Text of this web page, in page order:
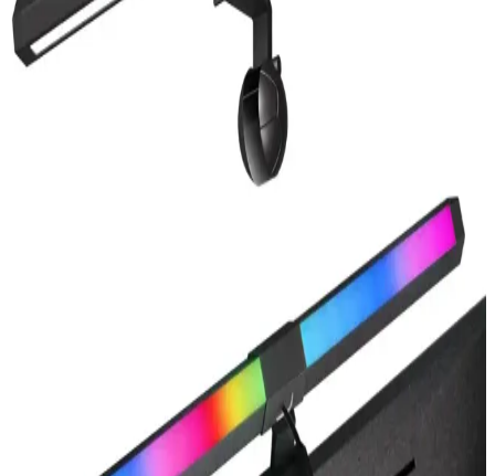
Wiz 60W Renkli Ambiyans ve Xiaomi Mi Smart
Bulb Lite Karşılaştırması
İki önde gelen akıllı ampul olan Wiz 60W ve Xiaomi Mi Smart Bulb
Lite'ın özellikleri ve kullanıcı yorumlarıyla detaylı karşılaştırması.
Photon Ultimate H7 LED Farlar: Uzun Ömürlü,
Güçlü ve Güvenilir Otomotiv Aydınlatma Çözümü
Photon Ultimate H7 LED farlar, yüksek performans, dayanıklılık ve
kolay montaj sağlayan yenilikçi otomotiv aydınlatma ürünüdür.
Photon Mono H11 LED Xenon Karşılaştırması:
İki farklı Photon Mono H11 LED Xenon ürününü detaylı
karşılaştırıyoruz. Yüksek ışık gücü, uyumluluk ve kullanıcı
yorumlarıyla en uygun otomobil farı seçimini yapmanıza yardımcı
SİSA SENİSTESENAL T10 Dipsiz W5w Canbus
LED Ampul: Yüksek Performanslı Otomobil